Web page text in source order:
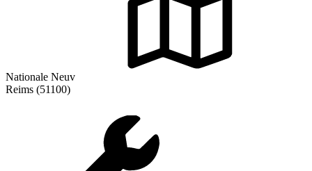
Nationale Neuv
Reims (51100)